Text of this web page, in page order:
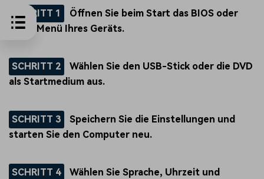
SCHRITT 1
Öffnen Sie beim Start das BIOS oder
Boot-Menü Ihres Geräts.
SCHRITT 2
Wählen Sie den USB-Stick oder die DVD
als Startmedium aus.
SCHRITT 3
Speichern Sie die Einstellungen und
starten Sie den Computer neu.
SCHRITT 4
Wählen Sie Sprache, Uhrzeit und